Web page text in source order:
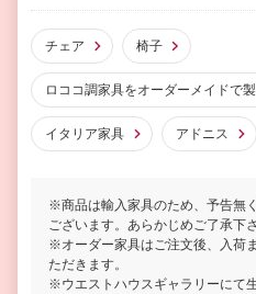
チェア 椅子
ロココ調家具をオーダーメイドで
イタリア家具 アドニス
※商品は輸入家具のため、予告無
ございます。あらかじめご了承下さ
※オーダー家具はご注文後、入荷
ただきます。
※ウエストハウスギャラリーにて